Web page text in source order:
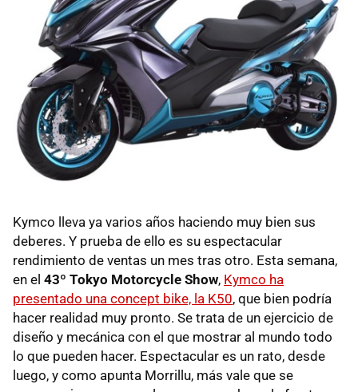
Kymco lleva ya varios años haciendo muy bien sus
deberes. Y prueba de ello es su espectacular
rendimiento de ventas un mes tras otro. Esta semana,
en el 43º Tokyo Motorcycle Show, Kymco ha
presentado una concept bike, la K50, que bien podría
hacer realidad muy pronto. Se trata de un ejercicio de
diseño y mecánica con el que mostrar al mundo todo
lo que pueden hacer. Espectacular es un rato, desde
luego, y como apunta Morrillu, más vale que se